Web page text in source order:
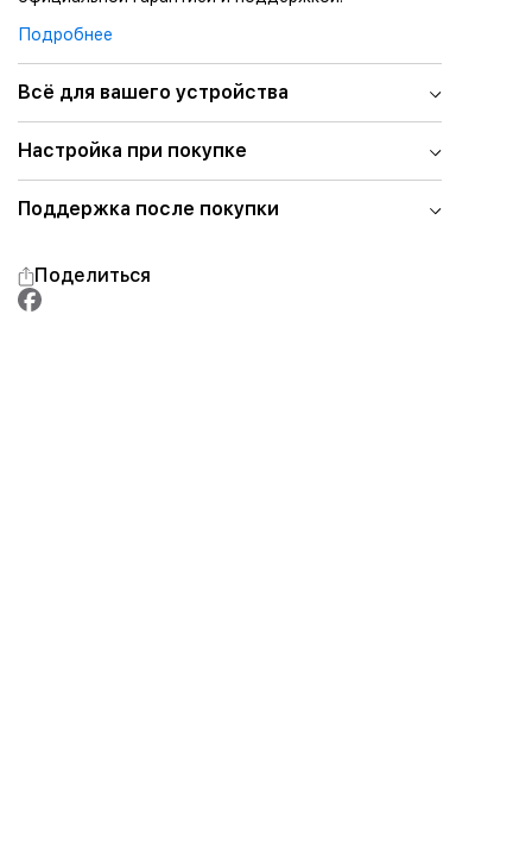
Подробнее
Всё для вашего устройства
Настройка при покупке
Поддержка после покупки
Поделиться